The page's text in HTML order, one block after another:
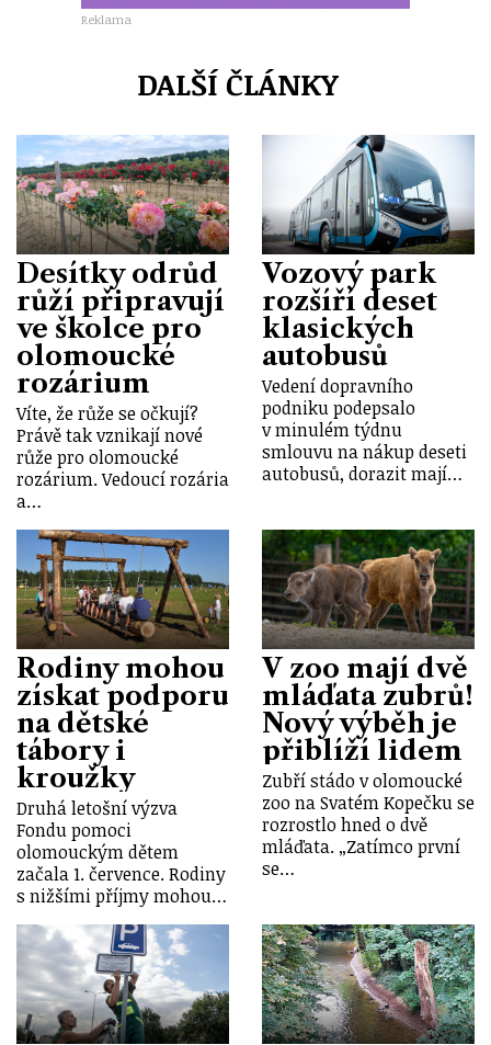
Reklama
DALŠÍ ČLÁNKY
Desítky odrůd
růží připravují
ve školce pro
olomoucké
rozárium
Víte, že růže se očkují?
Právě tak vznikají nové
růže pro olomoucké
rozárium. Vedoucí rozária
a…
Vozový park
rozšíří deset
klasických
autobusů
Vedení dopravního
podniku podepsalo
v minulém týdnu
smlouvu na nákup deseti
autobusů, dorazit mají…
Rodiny mohou
získat podporu
na dětské
tábory i
kroužky
Druhá letošní výzva
Fondu pomoci
olomouckým dětem
začala 1. července. Rodiny
s nižšími příjmy mohou…
V zoo mají dvě
mláďata zubrů!
Nový výběh je
přiblíží lidem
Zubří stádo v olomoucké
zoo na Svatém Kopečku se
rozrostlo hned o dvě
mláďata. „Zatímco první
se…